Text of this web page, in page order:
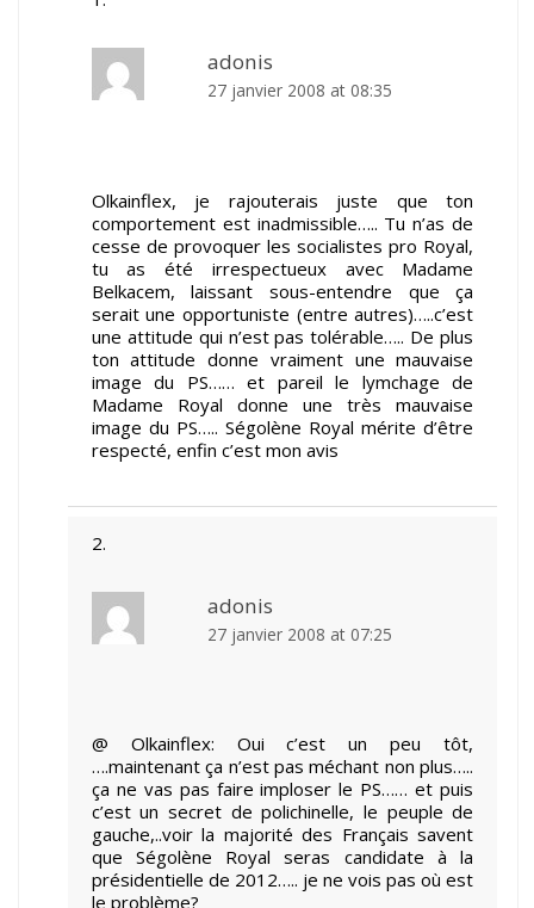
adonis
27 janvier 2008 at 08:35
Olkainflex, je rajouterais juste que ton
comportement est inadmissible….. Tu n’as de
cesse de provoquer les socialistes pro Royal,
tu as été irrespectueux avec Madame
Belkacem, laissant sous-entendre que ça
serait une opportuniste (entre autres)…..c’est
une attitude qui n’est pas tolérable….. De plus
ton attitude donne vraiment une mauvaise
image du PS…… et pareil le lymchage de
Madame Royal donne une très mauvaise
image du PS….. Ségolène Royal mérite d’être
respecté, enfin c’est mon avis
adonis
27 janvier 2008 at 07:25
@ Olkainflex: Oui c’est un peu tôt,
….maintenant ça n’est pas méchant non plus…..
ça ne vas pas faire imploser le PS…… et puis
c’est un secret de polichinelle, le peuple de
gauche,..voir la majorité des Français savent
que Ségolène Royal seras candidate à la
présidentielle de 2012….. je ne vois pas où est
le problème?